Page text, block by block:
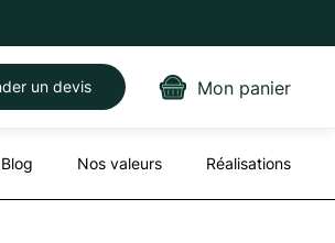
un devis Mon panier
Blog Nos valeurs Réalisations